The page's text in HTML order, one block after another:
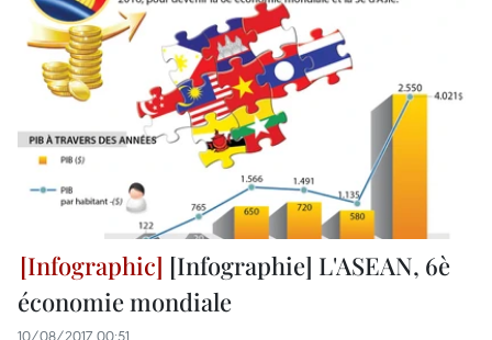
[Infographie] L'ASEAN, 6è
économie mondiale
10/08/2017 00:51